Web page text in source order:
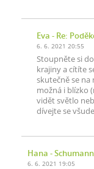
Eva - Re:
6. 6. 2021 20:55
Stoupněte si
krajiny a cítíte
skutečně se na
možná i blízko
vidět světlo
dívejte se
Hana -
6. 6. 2021 19:05